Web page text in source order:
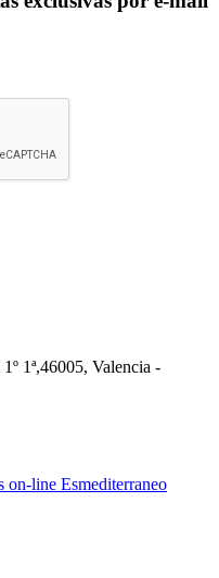
1ª,46005, Valencia -
on-line Esmediterraneo